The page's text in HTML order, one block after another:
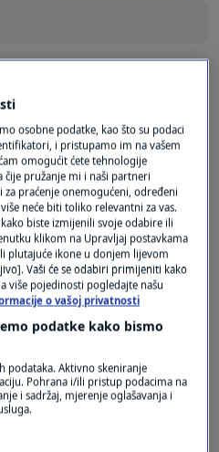
osobne podatke, kao što su podaci
i pristupamo im na vašem
omogućit ćete tehnologije
čije pružanje mi i naši partneri
praćenje onemogućeni, određeni
neće biti toliko relevantni za vas.
biste izmijenili svoje odabire ili
klikom na Upravljaj postavkama
plutajuće ikone u donjem lijevom
Vaši će se odabiri primijeniti kako
više pojedinosti pogledajte našu
o vašoj privatnosti
podatke kako bismo
podataka. Aktivno skeniranje
Pohrana i/ili pristup podacima na
i sadržaj, mjerenje oglašavanja i